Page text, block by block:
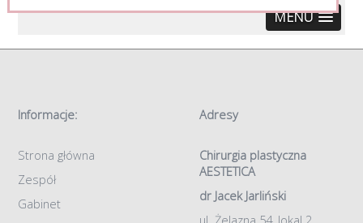
MENU
Informacje:
Strona główna
Zespół
Gabinet
Adresy
Chirurgia plastyczna
AESTETICA
dr Jacek Jarliński